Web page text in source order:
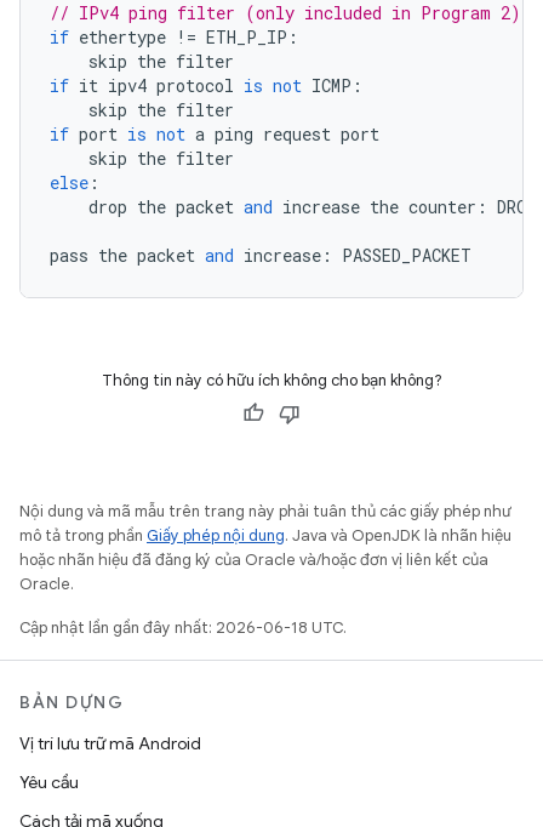
// IPv4 ping filter (only included in Program 2)
if ethertype != ETH_P_IP :
skip the filter
if it ipv4 protocol is not ICMP :
skip the filter
if port is not a ping request port
skip the filter
else :
drop the packet and increase the counter :
pass the packet and increase : PASSED_PACKET
Thông tin này có hữu ích không cho bạn không?
Nội dung và mã mẫu trên trang này phải tuân thủ các giấy phép như
mô tả trong phần Giấy phép nội dung. Java và OpenJDK là nhãn hiệu
hoặc nhãn hiệu đã đăng ký của Oracle và/hoặc đơn vị liên kết của
Oracle.
Cập nhật lần gần đây nhất: 2026-06-18 UTC.
BẢN DỰNG
Vị trí lưu trữ mã Android
Yêu cầu
Cách tải mã xuống